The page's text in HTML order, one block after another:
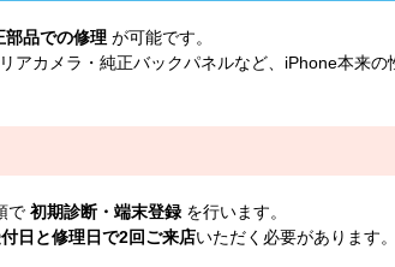
部品での修理 が可能です。
アカメラ・純正バックパネルなど、iPhone本来の
で 初期診断・端末登録 を行います。
日と修理日で2回ご来店いただく必要があります。